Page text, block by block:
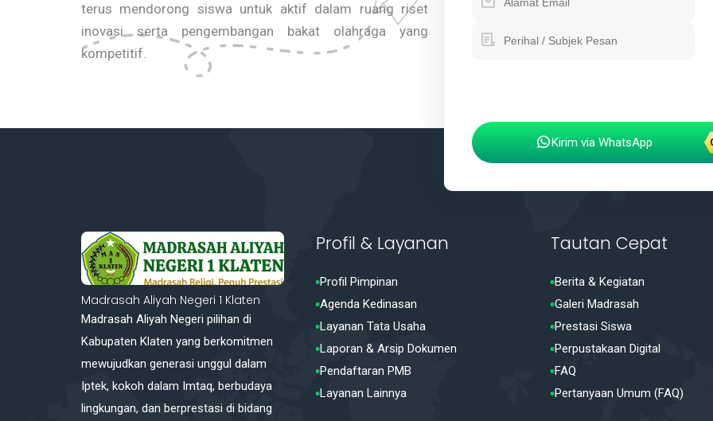
terus mendorong siswa untuk aktif dalam ruang riset
inovasi serta pengembangan bakat olahraga yang
kompetitif.
Kirim via WhatsApp
Madrasah Aliyah Negeri 1 Klaten
Madrasah Aliyah Negeri pilihan di
Kabupaten Klaten yang berkomitmen
mewujudkan generasi unggul dalam
Iptek, kokoh dalam Imtaq, berbudaya
lingkungan, dan berprestasi di bidang
Profil & Layanan
Profil Pimpinan
Agenda Kedinasan
Layanan Tata Usaha
Laporan & Arsip Dokumen
Pendaftaran PMB
Layanan Lainnya
Tautan Cepat
Berita & Kegiatan
Galeri Madrasah
Prestasi Siswa
Perpustakaan Digital
FAQ
Pertanyaan Umum (FAQ)